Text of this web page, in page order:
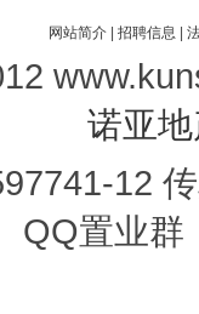
网站简介| 招聘信息
诺亚
12
QQ置业